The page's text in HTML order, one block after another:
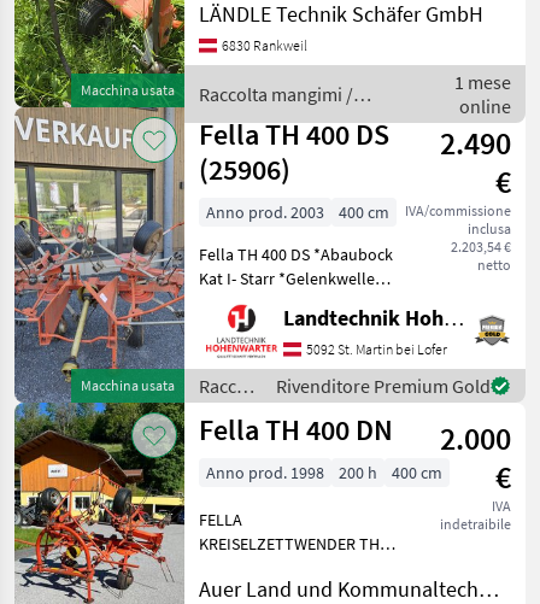
Macchina usata
idraulica dell'altezza,
Voltafieno portato,
spargimento Raccolta
mangimi Vo
LÄNDLE Technik Schäfer GmbH
6830 Rankweil
Raccolta mangimi /
Fella
1 mese
online
Macchina usata
Fella TH 400 DS
(25906)
2.490
€
IVA/commissione
inclusa
2.203,54 €
netto
Anno prod. 2003
400 cm
Fella TH 400 DS *Abaubock
Kat I- Starr *Gelenkwelle
Nachstehend finden Sie
ähnliche Suchbegriffe und
alternative Bezeichnungen
für Kreisler Keywords:
Kreiselheuer,
Landtechnik Hohenwarter GmbH
5092 St. Martin bei Lofer
Raccolta
mangimi
/ Fella
Rivenditore Premium Gold
Fella TH 400 DN
2.000
€
IVA
indetraibile
Anno prod. 1998 200 h 400 cm
FELLA
KREISELZETTWENDER TH
Kreisler mit Schwenkbock 4
Auer Land und Kommunaltechnik GmbH